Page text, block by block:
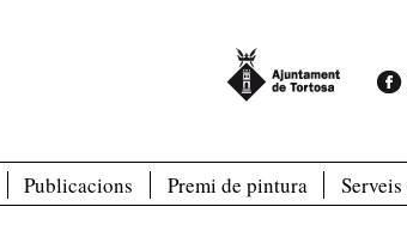
Publicacions Premi de pintura